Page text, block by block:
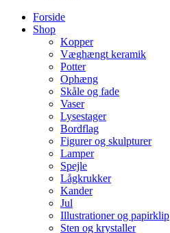
Forside
Shop
Kopper
Væghængt keramik
Potter
Ophæng
Skåle og fade
Vaser
Lysestager
Bordflag
Figurer og skulpturer
Lamper
Spejle
Lågkrukker
Kander
Jul
Illustrationer og papirklip
Sten og krystaller